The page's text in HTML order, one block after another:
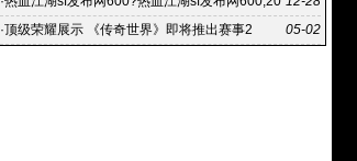
20年8月25日
05-02
·顶级荣耀展示 《传奇世界》即将推出赛事2